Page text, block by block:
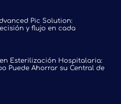
Pic Solution:
y flujo en cada
Esterilización Hospitalaria:
Puede Ahorrar su Central de